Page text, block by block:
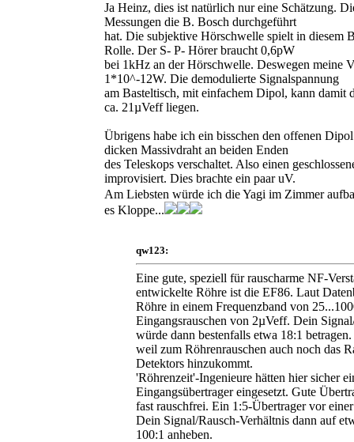
Ja Heinz, dies ist natürlich nur eine Schätzung.
Messungen die B. Bosch durchgeführt
hat. Die subjektive Hörschwelle spielt in diesem
Rolle. Der S- P- Hörer braucht 0,6pW
bei 1kHz an der Hörschwelle. Deswegen meine
1*10^-12W. Die demodulierte Signalspannung
am Basteltisch, mit einfachem Dipol, kann damit
ca. 21µVeff liegen.
Übrigens habe ich ein bisschen den offenen
dicken Massivdraht an beiden Enden
des Teleskops verschaltet. Also einen
improvisiert. Dies brachte ein paar uV.
Am Liebsten würde ich die Yagi im Zimmer
es Kloppe...
qw123:
Eine gute, speziell für rauscharme NF-
entwickelte Röhre ist die EF86. Laut
Röhre in einem Frequenzband von
Eingangsrauschen von 2µVeff. Dein
würde dann bestenfalls etwa 18:1
weil zum Röhrenrauschen auch noch das
Detektors hinzukommt.
'Röhrenzeit'-Ingenieure hätten hier sicher
Eingangsübertrager eingesetzt. Gute
fast rauschfrei. Ein 1:5-Übertrager vor
Dein Signal/Rausch-Verhältnis dann auf
100:1 anheben.